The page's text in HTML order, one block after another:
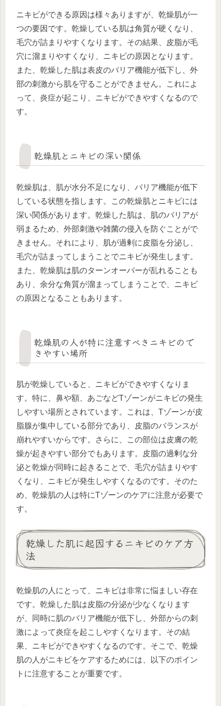
ニキビができる原因は様々ありますが、乾燥肌が一
つの要因です。乾燥している肌は角質が硬くなり、
毛穴が詰まりやすくなります。その結果、皮脂が毛
穴に溜まりやすくなり、ニキビの原因となります。
また、乾燥した肌は表皮のバリア機能が低下し、外
部の刺激から肌を守ることができません。これによ
って、炎症が起こり、ニキビができやすくなるので
す。
乾燥肌とニキビの深い関係
乾燥肌は、肌が水分不足になり、バリア機能が低下
している状態を指します。この乾燥肌とニキビには
深い関係があります。乾燥した肌は、肌のバリアが
弱まるため、外部刺激や雑菌の侵入を防ぐことがで
きません。それにより、肌が過剰に皮脂を分泌し、
毛穴が詰まってしまうことでニキビが発生します。
また、乾燥肌は肌のターンオーバーが乱れることも
あり、余分な角質が溜まってしまうことで、ニキビ
の原因となることもあります。
乾燥肌の人が特に注意すべきニキビので
きやすい場所
肌が乾燥していると、ニキビができやすくなりま
す。特に、鼻や額、あごなどTゾーンがニキビの発生
しやすい場所とされています。これは、Tゾーンが皮
脂腺が集中している部分であり、皮脂のバランスが
崩れやすいからです。さらに、この部位は皮膚の乾
燥が起きやすい部分でもあります。皮脂の過剰な分
泌と乾燥が同時に起きることで、毛穴が詰まりやす
くなり、ニキビが発生しやすくなるのです。そのた
め、乾燥肌の人は特にTゾーンのケアに注意が必要で
す。
乾燥した肌に起因するニキビのケア方
法
乾燥肌の人にとって、ニキビは非常に悩ましい存在
です。乾燥した肌は皮脂の分泌が少なくなります
が、同時に肌のバリア機能が低下し、外部からの刺
激によって炎症を起こしやすくなります。その結
果、ニキビができやすくなるのです。そこで、乾燥
肌の人がニキビをケアするためには、以下のポイン
トに注意することが重要です。